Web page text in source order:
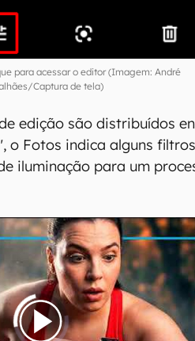
para acessar o editor (Imagem: André
Captura de tela)
edição são distribuídos
o Fotos indica alguns
iluminação para um